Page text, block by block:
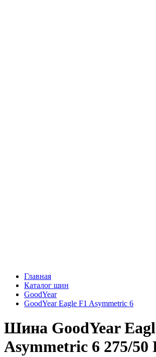
Главная
Каталог шин
GoodYear
GoodYear Eagle F1 Asymmetric 6
Шина GoodYear
Asymmetric 6 275/50